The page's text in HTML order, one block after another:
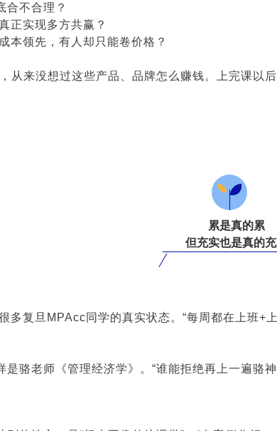
合不合理？
正实现多方共赢？
本领先，有人却只能卷价格？
从来没想过这些产品、品牌怎么赚钱。上完课以
累是真的累
但充实也是真的
多复旦MPAcc同学的真实状态。“每周都在上班+
是骆老师《管理经济学》。“谁能拒绝再上一遍骆